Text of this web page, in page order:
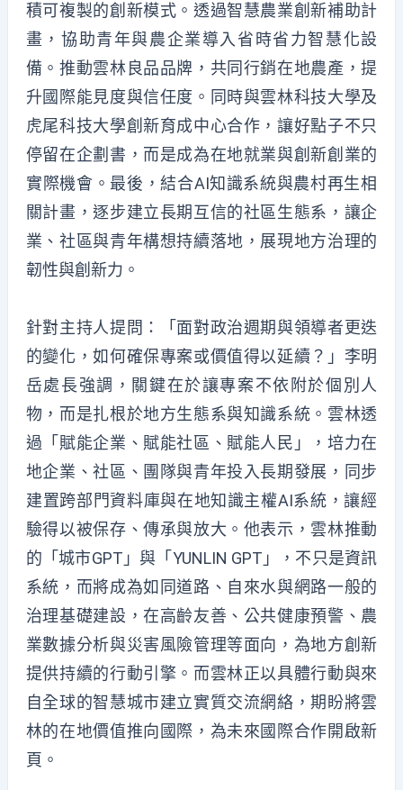
積可複製的創新模式。透過智慧農業創新補助計
畫，協助青年與農企業導入省時省力智慧化設
備。推動雲林良品品牌，共同行銷在地農產，提
升國際能見度與信任度。同時與雲林科技大學及
虎尾科技大學創新育成中心合作，讓好點子不只
停留在企劃書，而是成為在地就業與創新創業的
實際機會。最後，結合AI知識系統與農村再生相
關計畫，逐步建立長期互信的社區生態系，讓企
業、社區與青年構想持續落地，展現地方治理的
韌性與創新力。
針對主持人提問：「面對政治週期與領導者更迭
的變化，如何確保專案或價值得以延續？」李明
岳處長強調，關鍵在於讓專案不依附於個別人
物，而是扎根於地方生態系與知識系統。雲林透
過「賦能企業、賦能社區、賦能人民」，培力在
地企業、社區、團隊與青年投入長期發展，同步
建置跨部門資料庫與在地知識主權AI系統，讓經
驗得以被保存、傳承與放大。他表示，雲林推動
的「城市GPT」與「YUNLIN GPT」，不只是資訊
系統，而將成為如同道路、自來水與網路一般的
治理基礎建設，在高齡友善、公共健康預警、農
業數據分析與災害風險管理等面向，為地方創新
提供持續的行動引擎。而雲林正以具體行動與來
自全球的智慧城市建立實質交流網絡，期盼將雲
林的在地價值推向國際，為未來國際合作開啟新
頁。